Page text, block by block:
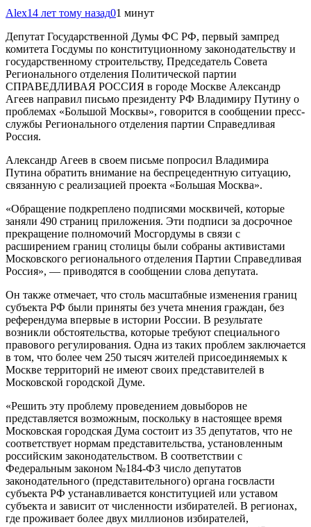
Alex14 лет тому назад01 минут
Депутат Государственной Думы ФС РФ, первый зампред
комитета Госдумы по конституционному законодательству и
государственному строительству, Председатель Совета
Регионального отделения Политической партии
СПРАВЕДЛИВАЯ РОССИЯ в городе Москве Александр
Агеев направил письмо президенту РФ Владимиру Путину о
проблемах «Большой Москвы», говорится в сообщении пресс-
службы Регионального отделения партии Справедливая
Россия.
Александр Агеев в своем письме попросил Владимира
Путина обратить внимание на беспрецедентную ситуацию,
связанную с реализацией проекта «Большая Москва».
«Обращение подкреплено подписями москвичей, которые
заняли 490 страниц приложения. Эти подписи за досрочное
прекращение полномочий Мосгордумы в связи с
расширением границ столицы были собраны активистами
Московского регионального отделения Партии Справедливая
Россия», — приводятся в сообщении слова депутата.
Он также отмечает, что столь масштабные изменения границ
субъекта РФ были приняты без учета мнения граждан, без
референдума впервые в истории России. В результате
возникли обстоятельства, которые требуют специального
правового регулирования. Одна из таких проблем заключается
в том, что более чем 250 тысяч жителей присоединяемых к
Москве территорий не имеют своих представителей в
Московской городской Думе.
«Решить эту проблему проведением довыборов не
представляется возможным, поскольку в настоящее время
Московская городская Дума состоит из 35 депутатов, что не
соответствует нормам представительства, установленным
российским законодательством. В соответствии с
Федеральным законом №184-ФЗ число депутатов
законодательного (представительного) органа госвласти
субъекта РФ устанавливается конституцией или уставом
субъекта и зависит от численности избирателей. В регионах,
где проживает более двух миллионов избирателей,